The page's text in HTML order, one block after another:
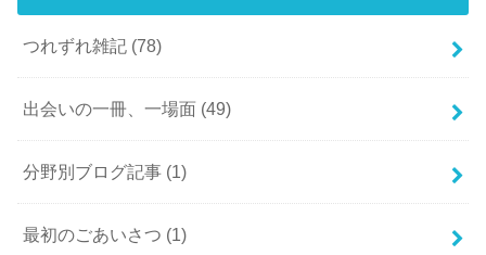
つれずれ雑記 (78)
出会いの一冊、一場面 (49)
分野別ブログ記事 (1)
最初のごあいさつ (1)